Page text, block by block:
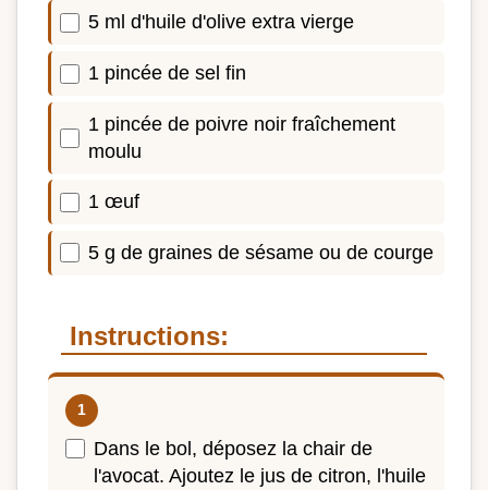
5 ml d'huile d'olive extra vierge
1 pincée de sel fin
1 pincée de poivre noir fraîchement
moulu
1 œuf
5 g de graines de sésame ou de courge
Instructions:
Dans le bol, déposez la chair de
l'avocat. Ajoutez le jus de citron, l'huile